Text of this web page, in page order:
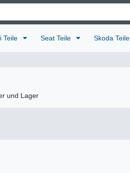
Teile Seat Teile Skoda Teile
und Lager